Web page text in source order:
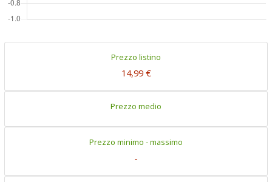
Prezzo listino
14,99 €
Prezzo medio
Prezzo minimo - massimo
-